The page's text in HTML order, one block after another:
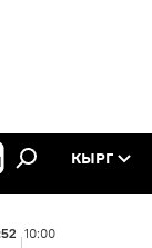
КЫРГ
10:00